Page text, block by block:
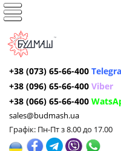
+38 (073) 65-66-400
+38 (096) 65-66-400 Viber
+38 (066) 65-66-400
sales@budmash.ua
Графік: Пн-Пт з 8.00 до 17.00